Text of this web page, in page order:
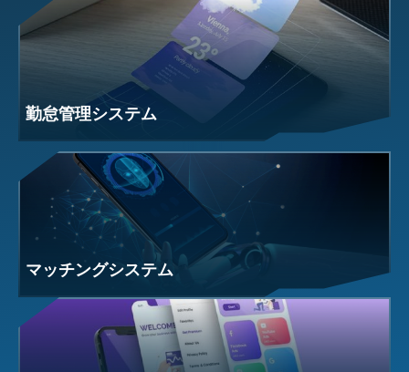
勤怠管理システム
マッチングシステム